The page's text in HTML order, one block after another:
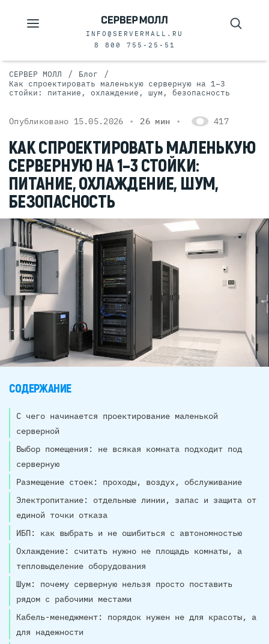
INFO@SERVERMALL.RU
8 800 755-25-51
СЕРВЕР МОЛЛ / Блог /
Как спроектировать маленькую серверную на 1–3
стойки: питание, охлаждение, шум, безопасность
Опубликовано 15.05.2026 26 мин 417
КАК СПРОЕКТИРОВАТЬ МАЛЕНЬКУЮ
СЕРВЕРНУЮ НА 1–3 СТОЙКИ:
ПИТАНИЕ, ОХЛАЖДЕНИЕ, ШУМ,
БЕЗОПАСНОСТЬ
СОДЕРЖАНИЕ
С чего начинается проектирование маленькой
серверной
Выбор помещения: не всякая комната подходит под
серверную
Размещение стоек: проходы, воздух, обслуживание
Электропитание: отдельные линии, запас и защита от
единой точки отказа
ИБП: как выбрать и не ошибиться с автономностью
Охлаждение: считать нужно не площадь комнаты, а
тепловыделение оборудования
Шум: почему серверную нельзя просто поставить
рядом с рабочими местами
Кабель-менеджмент: порядок нужен не для красоты, а
для надежности